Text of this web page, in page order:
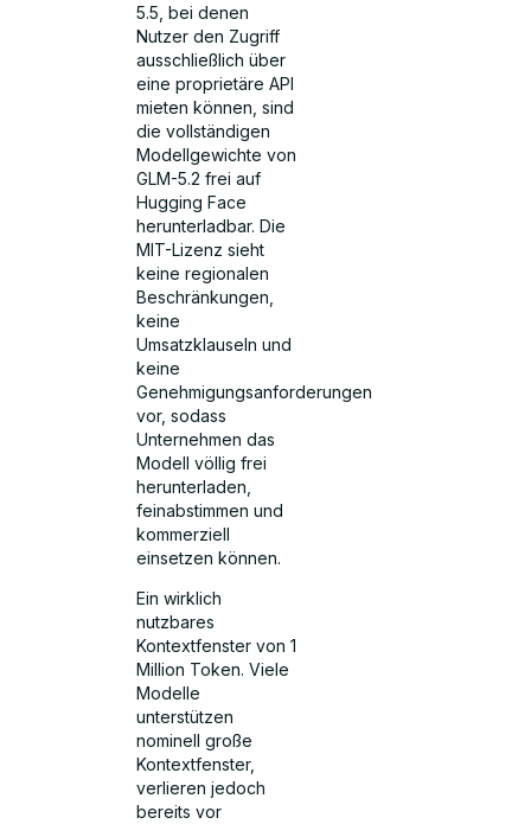
5.5, bei denen
Nutzer den Zugriff
ausschließlich über
eine proprietäre API
mieten können, sind
die vollständigen
Modellgewichte von
GLM-5.2 frei auf
Hugging Face
herunterladbar. Die
MIT-Lizenz sieht
keine regionalen
Beschränkungen,
keine
Umsatzklauseln und
keine
Genehmigungsanforderungen
vor, sodass
Unternehmen das
Modell völlig frei
herunterladen,
feinabstimmen und
kommerziell
einsetzen können.
Ein wirklich
nutzbares
Kontextfenster von 1
Million Token. Viele
Modelle
unterstützen
nominell große
Kontextfenster,
verlieren jedoch
bereits vor